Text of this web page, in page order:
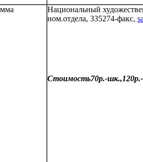
Национальный
ном.отдела, 335274-факс,
Стоимость70р.-шк.,120р.-